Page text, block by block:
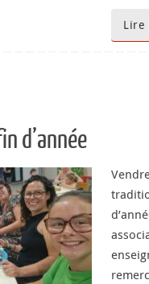
Lire
d’année